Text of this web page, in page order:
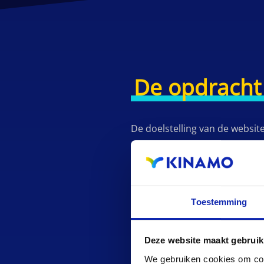
Toestemming
Deze website maakt
We gebruiken cookies om
De opdracht
De doelstelling van de
services, cloud diensten en
gebruiksvriendelijkere en
domeinnamen, bestellen van
Een